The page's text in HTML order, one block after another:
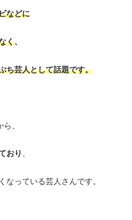
などに
く、
ち芸人として話題です。
、
おり
なっている芸人さんです。